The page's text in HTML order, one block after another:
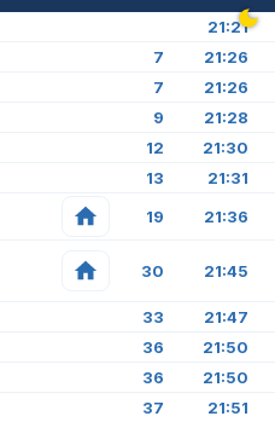
21:21
7 21:26
7 21:26
9 21:28
12 21:30
13 21:31
19 21:36
30 21:45
33 21:47
36 21:50
36 21:50
37 21:51